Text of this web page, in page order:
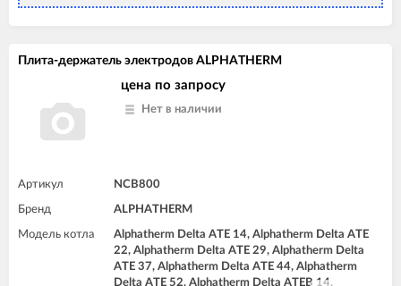
Плита-держатель электродов ALPHATHERM
цена по запросу
Нет в наличии
Артикул NCB800
Бренд ALPHATHERM
Модель котла
Alphatherm Delta ATE 14, Alphatherm Delta ATE
22, Alphatherm Delta ATE 29, Alphatherm Delta
ATE 37, Alphatherm Delta ATE 44, Alphatherm
Delta ATE 52, Alphatherm Delta ATEB 14,